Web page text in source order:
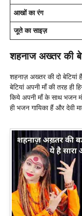
आखों का रंग
जूते का साइज़
शहनाज अख्तर की
शहनाज़ अख्तर की दो बेटियां
बेटियां अपनी माँ की तरह ही
किये अपनी माँ के साथ भजन
ही भजन गायिका हैं और देवी